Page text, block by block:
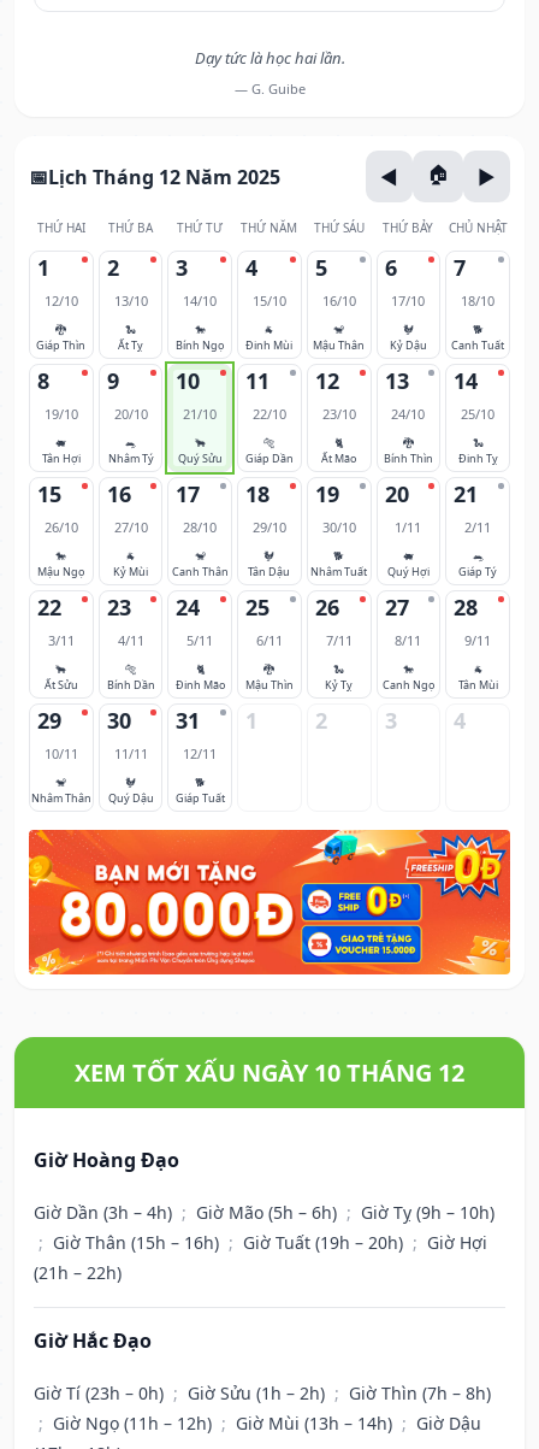
Dạy tức là học hai lần.
— G. Guibe
Lịch Tháng 12 Năm 2025
THỨ HAI THỨ BA THỨ TƯ THỨ NĂM THỨ SÁU THỨ BẢY CHỦ NHẬT
1
12/10
🐉
Giáp Thìn
2
13/10
🐍
Ất Tỵ
3
14/10
🐎
Bính Ngọ
4
15/10
🐐
Đinh Mùi
5
16/10
🐒
Mậu Thân
6
17/10
🐓
Kỷ Dậu
7
18/10
🐕
Canh Tuất
8
19/10
🐖
Tân Hợi
9
20/10
🐀
Nhâm Tý
10
21/10
🐂
Quý Sửu
11
22/10
🐅
Giáp Dần
12
23/10
🐈
Ất Mão
13
24/10
🐉
Bính Thìn
14
25/10
🐍
Đinh Tỵ
15
26/10
🐎
Mậu Ngọ
16
27/10
🐐
Kỷ Mùi
17
28/10
🐒
Canh Thân
18
29/10
🐓
Tân Dậu
19
30/10
🐕
Nhâm Tuất
20
1/11
🐖
Quý Hợi
21
2/11
🐀
Giáp Tý
22
3/11
🐂
Ất Sửu
23
4/11
🐅
Bính Dần
24
5/11
🐈
Đinh Mão
25
6/11
🐉
Mậu Thìn
26
7/11
🐍
Kỷ Tỵ
27
8/11
🐎
Canh Ngọ
28
9/11
🐐
Tân Mùi
29
10/11
🐒
Nhâm Thân
30
11/11
🐓
Quý Dậu
31
12/11
🐕
Giáp Tuất
1 2 3 4
XEM TỐT XẤU NGÀY 10 THÁNG 12
Giờ Hoàng Đạo
Giờ Dần (3h – 4h) ; Giờ Mão (5h – 6h) ; Giờ Tỵ (9h – 10h)
; Giờ Thân (15h – 16h) ; Giờ Tuất (19h – 20h) ; Giờ Hợi
(21h – 22h)
Giờ Hắc Đạo
Giờ Tí (23h – 0h) ; Giờ Sửu (1h – 2h) ; Giờ Thìn (7h – 8h)
; Giờ Ngọ (11h – 12h) ; Giờ Mùi (13h – 14h) ; Giờ Dậu